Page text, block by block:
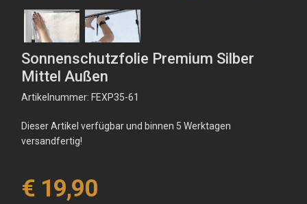
Sonnenschutzfolie Premium Silber
Mittel Außen
Artikelnummer: FEXP35-61
Dieser Artikel verfügbar und binnen 5 Werktagen
versandfertig!
€ 19,90